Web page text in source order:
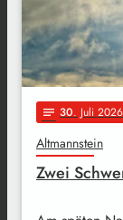
notes 30. Juli
Altmannstein
Zwei